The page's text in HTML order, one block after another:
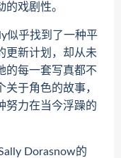
戏剧性。
乎找到了一种平
更新计划，却从未
的每一套写真都不
于角色的故事，
努力在当今浮躁的
Dorasnow的